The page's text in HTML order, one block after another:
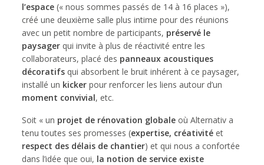
l’espace (« nous sommes passés de 14 à 16 places »),
créé une deuxième salle plus intime pour des réunions
avec un petit nombre de participants, préservé le
paysager qui invite à plus de réactivité entre les
collaborateurs, placé des panneaux acoustiques
décoratifsqui absorbent le bruit inhérent à ce paysager,
installé un kicker pour renforcer les liens autour d’un
moment convivial, etc.
Soit « un projet de rénovation globale où Alternativ a
tenu toutes ses promesses (expertise, créativité et
respect des délais de chantier) et qui nous a confortée
dans l’idée que oui, la notion de service existe